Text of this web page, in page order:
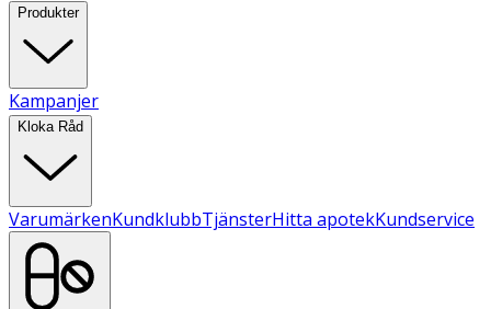
Produkter
Kampanjer
Kloka Råd
VarumärkenKundklubbTjänsterHitta apotekKundservice